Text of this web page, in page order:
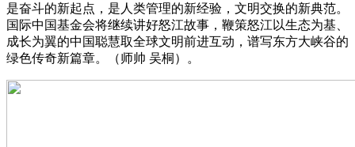
是奋斗的新起点，是人类管理的新经验，文明交换的新典范。
国际中国基金会将继续讲好怒江故事，鞭策怒江以生态为基、
成长为翼的中国聪慧取全球文明前进互动，谱写东方大峡谷的
绿色传奇新篇章。（师帅 吴桐）。